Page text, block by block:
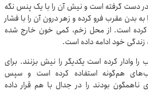
در دست گرفته است و نیش آن را با یک پنس نگه
بدن عقرب فرو کرده و زهر درون آن را با فشار
کرده است. از محل زخم، کمی خون خارج شده
خود ادامه داده است.
وادار کرده است یکدیگر را نیش بزنند. برای
هم‌گونه استفاده کرده است و سپس
ناهمگون بودند را در جدال با هم قرار داده